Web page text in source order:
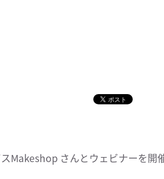
Makeshop さんとウェビナーを開催